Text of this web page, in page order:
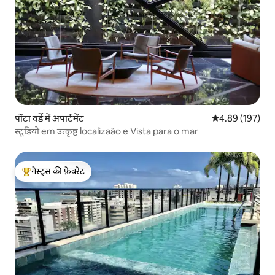
पोंटा वर्डे में अपार्टमेंट औसत रेटिंग 5 में से
4.89 (197)
स्टूडियो em उत्कृष्ट localizaão e Vista para o mar
गेस्ट्स का टॉप फ़ेवरेट
गेस्ट्स की फ़ेवरेट